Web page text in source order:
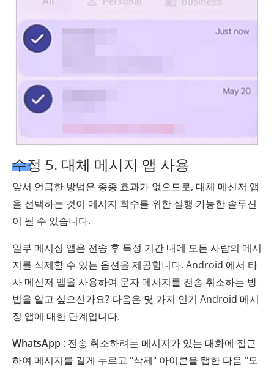
수정 5. 대체 메시지 앱 사용
앞서 언급한 방법은 종종 효과가 없으므로, 대체 메신저 앱
을 선택하는 것이 메시지 회수를 위한 실행 가능한 솔루션
이 될 수 있습니다.
일부 메시징 앱은 전송 후 특정 기간 내에 모든 사람의 메시
지를 삭제할 수 있는 옵션을 제공합니다. Android 에서 타
사 메신저 앱을 사용하여 문자 메시지를 전송 취소하는 방
법을 알고 싶으신가요? 다음은 몇 가지 인기 Android 메시
징 앱에 대한 단계입니다.
WhatsApp : 전송 취소하려는 메시지가 있는 대화에 접근
하여 메시지를 길게 누르고 "삭제" 아이콘을 탭한 다음 "모